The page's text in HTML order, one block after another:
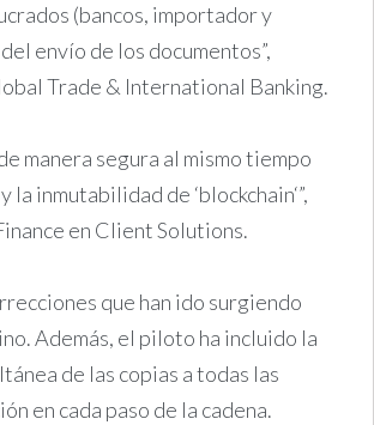
(bancos, importador y
envío de los documentos”,
Trade & International Banking.
manera segura al mismo tiempo
inmutabilidad de ‘blockchain‘”,
en Client Solutions.
que han ido surgiendo
Además, el piloto ha incluido la
de las copias a todas las
en cada paso de la cadena.